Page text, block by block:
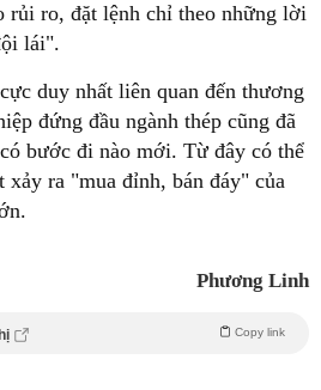
rủi ro, đặt lệnh chỉ theo những lời
lái".
duy nhất liên quan đến thương
đứng đầu ngành thép cũng đã
bước đi nào mới. Từ đây có thể
xảy ra "mua đỉnh, bán đáy" của
Phương Linh
Copy link